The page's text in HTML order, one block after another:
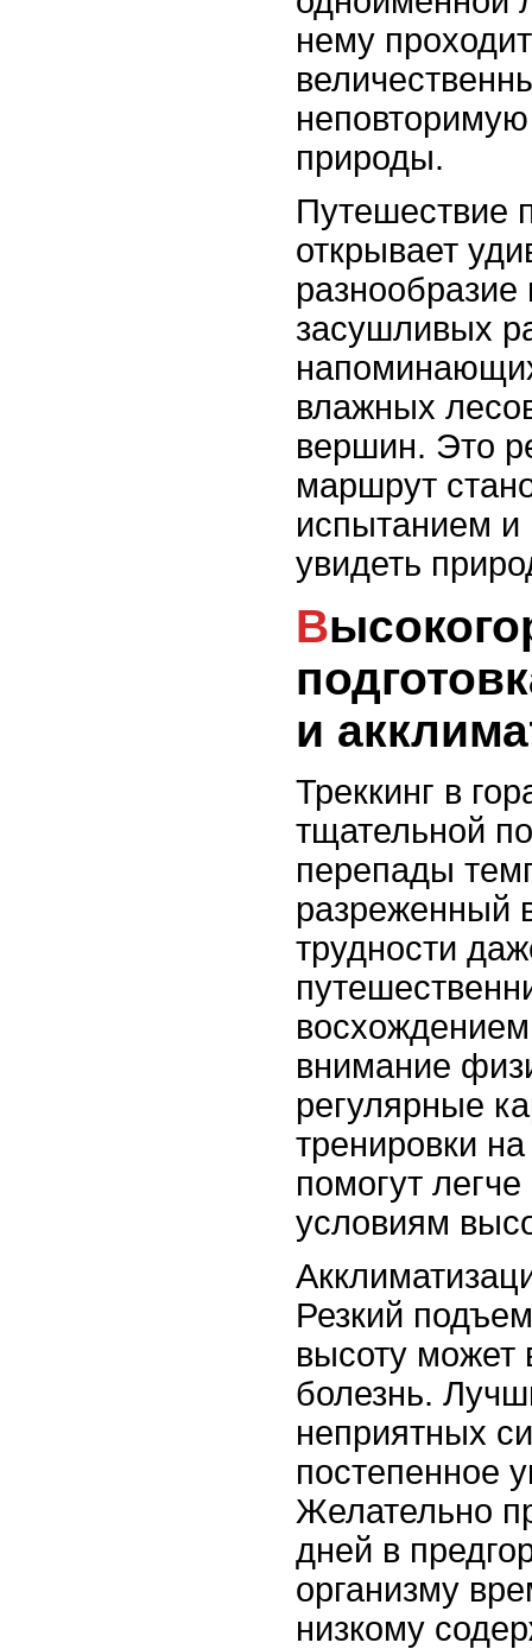
нему
природы.
Путешествие
открывает
засушливых
влажных
вершин. Это
маршрут
испытанием
увидеть
Высокогорье Анд:
и
Треккинг в
тщательной
перепады
разреженный
трудности
внимание
регулярные
тренировки
помогут
условиям
Резкий
высоту может
болезнь.
неприятных
постепенное
Желательно
дней в
организму
низкому